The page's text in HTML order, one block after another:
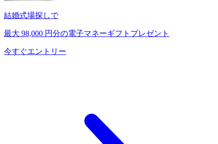
結婚式場探しで
最大 98,000 円分の電子マネーギフトプレゼント
今すぐエントリー